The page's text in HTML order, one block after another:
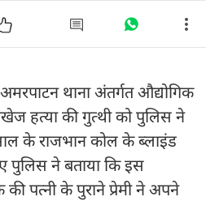
थाना अंतर्गत औद्योगिक
हत्या की गुत्थी को पुलिस ने
के राजभान कोल के ब्लाइंड
पुलिस ने बताया कि इस
पत्नी के पुराने प्रेमी ने अपने